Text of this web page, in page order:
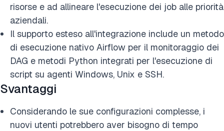
risorse e ad allineare l'esecuzione dei job alle priorità
aziendali.
Il supporto esteso all'integrazione include un metodo
di esecuzione nativo Airflow per il monitoraggio dei
DAG e metodi Python integrati per l'esecuzione di
script su agenti Windows, Unix e SSH.
Svantaggi
Considerando le sue configurazioni complesse, i
nuovi utenti potrebbero aver bisogno di tempo